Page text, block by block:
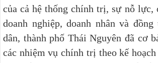
của cả hệ thống chính trị, sự nỗ lực,
doanh nghiệp, doanh nhân và đồng
dân, thành phố Thái Nguyên đã cơ
các nhiệm vụ chính trị theo kế